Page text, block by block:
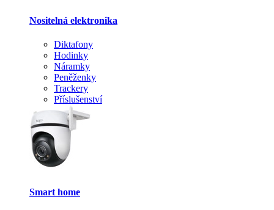
Nositelná elektronika
Diktafony
Hodinky
Náramky
Peněženky
Trackery
Příslušenství
Smart home